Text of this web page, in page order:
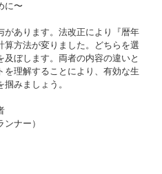
に〜
があります。法改正により『暦年
方法が変りました。どちらを選
ぼします。両者の内容の違いと
を理解することにより、有効な生
みましょう。
ナー）